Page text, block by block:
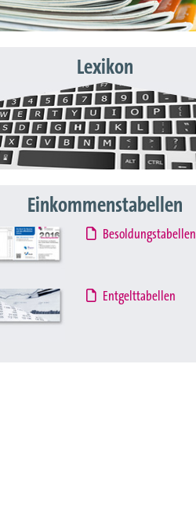
Lexikon
Einkommenstabellen
Besoldungstabellen
Entgelttabellen